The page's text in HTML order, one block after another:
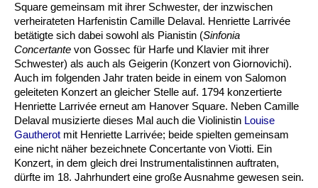
Square gemeinsam mit ihrer Schwester, der inzwischen
verheirateten Harfenistin Camille Delaval. Henriette Larrivée
betätigte sich dabei sowohl als Pianistin (Sinfonia
Concertante von Gossec für Harfe und Klavier mit ihrer
Schwester) als auch als Geigerin (Konzert von Giornovichi).
Auch im folgenden Jahr traten beide in einem von Salomon
geleiteten Konzert an gleicher Stelle auf. 1794 konzertierte
Henriette Larrivée erneut am Hanover Square. Neben Camille
Delaval musizierte dieses Mal auch die Violinistin Louise
Gautherot mit Henriette Larrivée; beide spielten gemeinsam
eine nicht näher bezeichnete Concertante von Viotti. Ein
Konzert, in dem gleich drei Instrumentalistinnen auftraten,
dürfte im 18. Jahrhundert eine große Ausnahme gewesen sein.